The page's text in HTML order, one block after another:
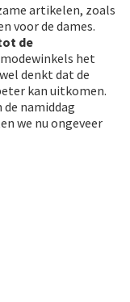
artikelen, zoals
voor de dames.
de
het
denkt dat de
kan uitkomen.
de namiddag
we nu ongeveer